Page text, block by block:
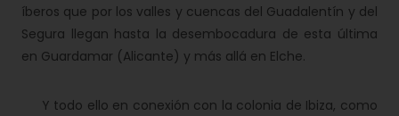
íberos que por los valles y cuencas del Guadalentín y del
Segura llegan hasta la desembocadura de esta última
en Guardamar (Alicante) y más allá en Elche.
Y todo ello en conexión con la colonia de Ibiza, como